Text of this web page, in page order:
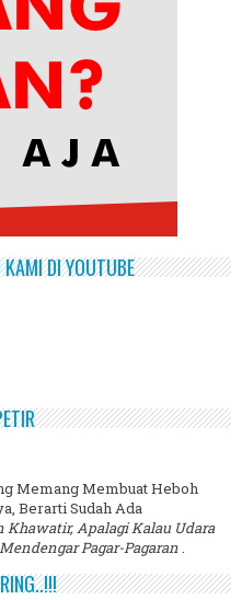
DI YOUTUBE
Memang Membuat Heboh
Berarti Sudah Ada
Khawatir, Apalagi Kalau Udara
Pagar-Pagaran.